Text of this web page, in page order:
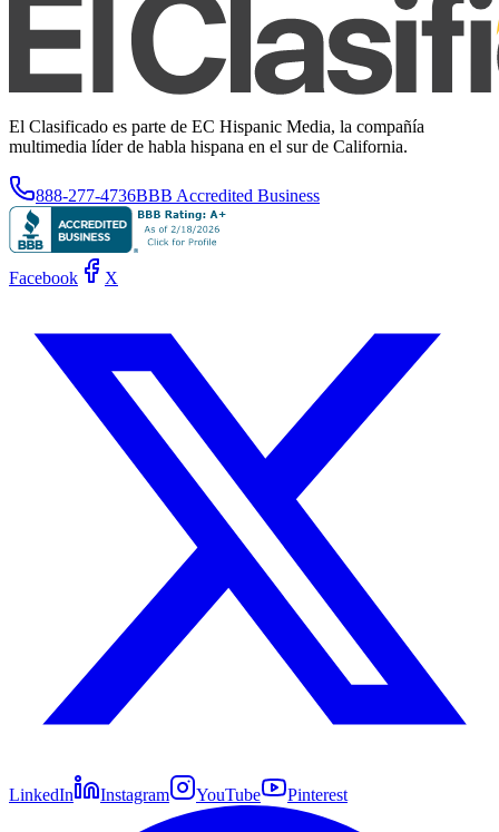
El Clasificado es parte de EC Hispanic Media, la compañía
multimedia líder de habla hispana en el sur de California.
888-277-4736BBB Accredited Business
Facebook X
LinkedIn Instagram YouTube Pinterest